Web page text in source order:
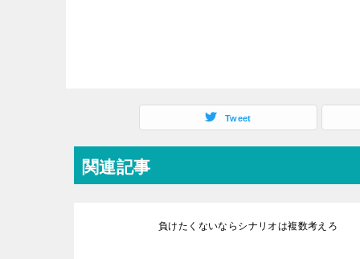
Tweet
関連記事
負けたくないならシナリオは複数考えろ